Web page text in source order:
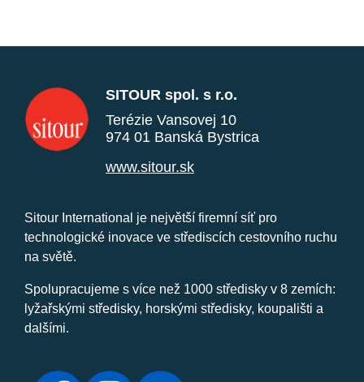
SITOUR spol. s r.o.
Terézie Vansovej 10
974 01 Banská Bystrica
www.sitour.sk
Sitour International je největší firemní síť pro
technologické inovace ve střediscích cestovního ruchu
na světě.
Spolupracujeme s více než 1000 středisky v 8 zemích:
lyžařskými středisky, horskými středisky, koupališti a
dalšími.